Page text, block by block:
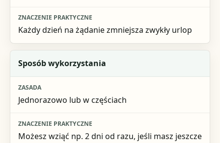
Każdy dzień na żądanie zmniejsza zwykły urlop
Sposób wykorzystania
Jednorazowo lub w częściach
Możesz wziąć np. 2 dni od razu, jeśli masz jeszcze